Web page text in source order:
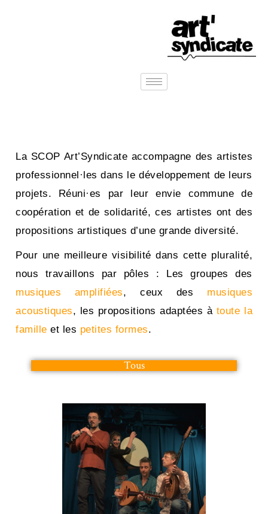
La SCOP Art’Syndicate accompagne des artistes
professionnel·les dans le développement de leurs
projets. Réuni·es par leur envie commune de
coopération et de solidarité, ces artistes ont des
propositions artistiques d’une grande diversité.
Pour une meilleure visibilité dans cette pluralité,
nous travaillons par pôles : Les groupes des
musiques amplifiées, ceux des musiques
acoustiques, les propositions adaptées à toute la
famille et les petites formes.
Tous